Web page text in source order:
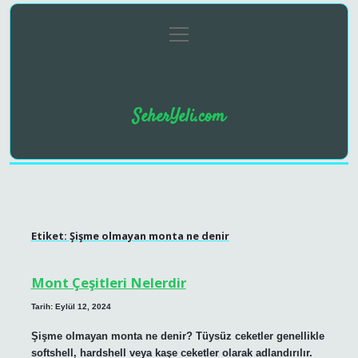
Gizlilik Politikası
menüyü
aç
SeherYeli.com
Etiket: Şişme olmayan monta ne denir
Mont Çeşitleri Nelerdir
Tarih: Eylül 12, 2024
Şişme olmayan monta ne denir? Tüysüz ceketler genellikle
softshell, hardshell veya kaşe ceketler olarak adlandırılır.